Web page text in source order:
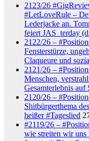
2123/26
#LetLoveRule –
Lederjacke an.
feiert JAS_terday
2122/26 –
Fensterstürze,
Claqueure und
2121/26 –
Menschen,
Gesamterlebnis auf
2120/26 –
Shitbürgerthema
heißer #Tageslied
#2119/26 –
wie streiten wir uns